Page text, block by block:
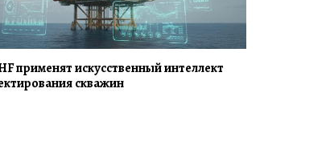
применят искусственный интеллект
скважин